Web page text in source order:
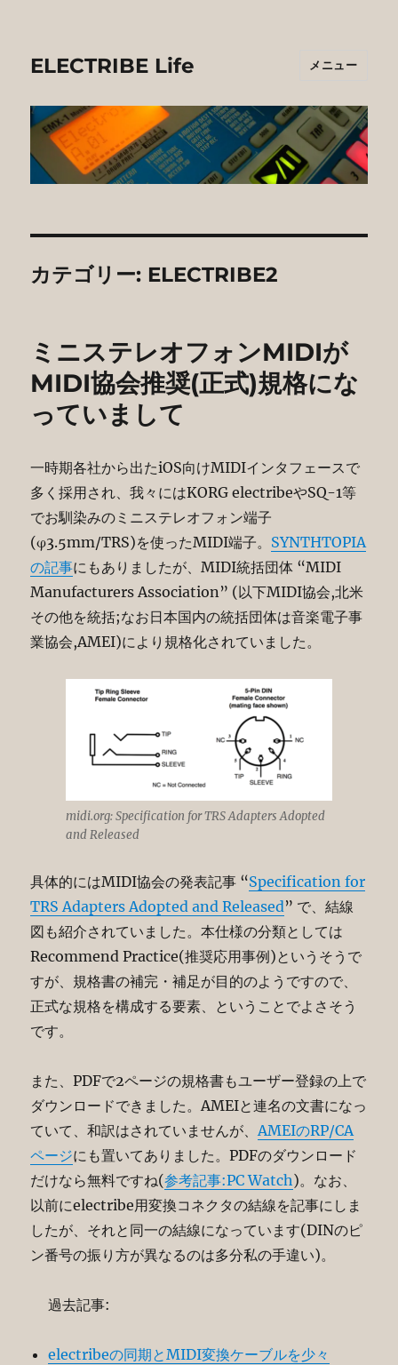
ELECTRIBE Life メニュー
カテゴリー: ELECTRIBE2
ミニステレオフォンMIDIが
MIDI協会推奨(正式)規格にな
っていまして
一時期各社から出たiOS向けMIDIインタフェースで
多く採用され、我々にはKORG electribeやSQ-1等
でお馴染みのミニステレオフォン端子
(φ3.5mm/TRS)を使ったMIDI端子。 SYNTHTOPIA
の記事にもありましたが、MIDI統括団体 “MIDI
Manufacturers Association” (以下MIDI協会,北米
その他を統括;なお日本国内の統括団体は音楽電子事
業協会,AMEI)により規格化されていました。
midi.org: Specification for TRS Adapters Adopted
and Released
具体的にはMIDI協会の発表記事 “Specification for
TRS Adapters Adopted and Released” で、結線
図も紹介されていました。本仕様の分類としては
Recommend Practice(推奨応用事例)というそうで
すが、規格書の補完・補足が目的のようですので、
正式な規格を構成する要素、ということでよさそう
です。
また、PDFで2ページの規格書もユーザー登録の上で
ダウンロードできました。AMEIと連名の文書になっ
ていて、和訳はされていませんが、AMEIのRP/CA
ページにも置いてありました。PDFのダウンロード
だけなら無料ですね(参考記事:PC Watch)。なお、
以前にelectribe用変換コネクタの結線を記事にしま
したが、それと同一の結線になっています(DINのピ
ン番号の振り方が異なるのは多分私の手違い)。
過去記事:
electribeの同期とMIDI変換ケーブルを少々